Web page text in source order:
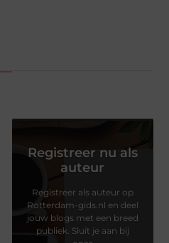
Registreer nu als
auteur
Registreer als auteur op
Rotterdam-gids.nl en deel
jouw blogs met een breed
publiek. Sluit je aan bij